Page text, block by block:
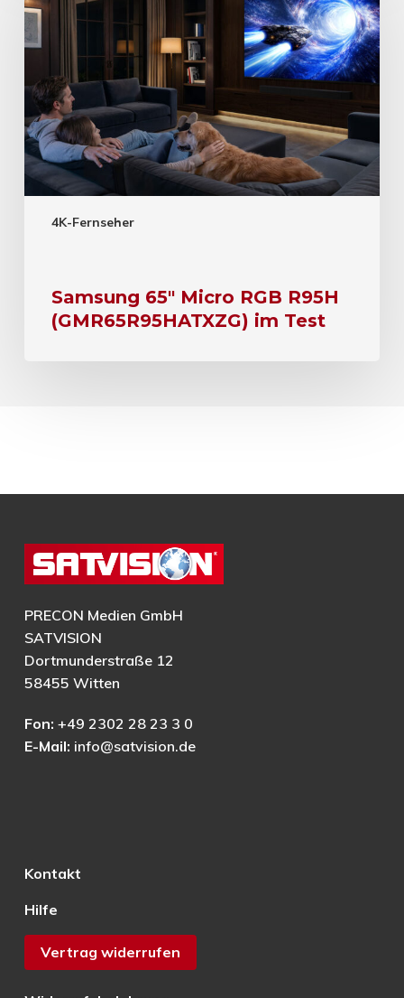
4K-Fernseher
Samsung 65″ Micro RGB R95H
(GMR65R95HATXZG) im Test
PRECON Medien GmbH
SATVISION
Dortmunderstraße 12
58455 Witten
Fon: +49 2302 28 23 3 0
E-Mail: info@satvision.de
Kontakt
Hilfe
Vertrag widerrufen